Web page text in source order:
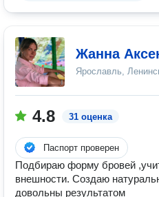
Жанна
Ярославль,
4.8 31 оценка
Паспорт проверен
Подбираю форму бровей
внешности. Создаю
довольны результатом